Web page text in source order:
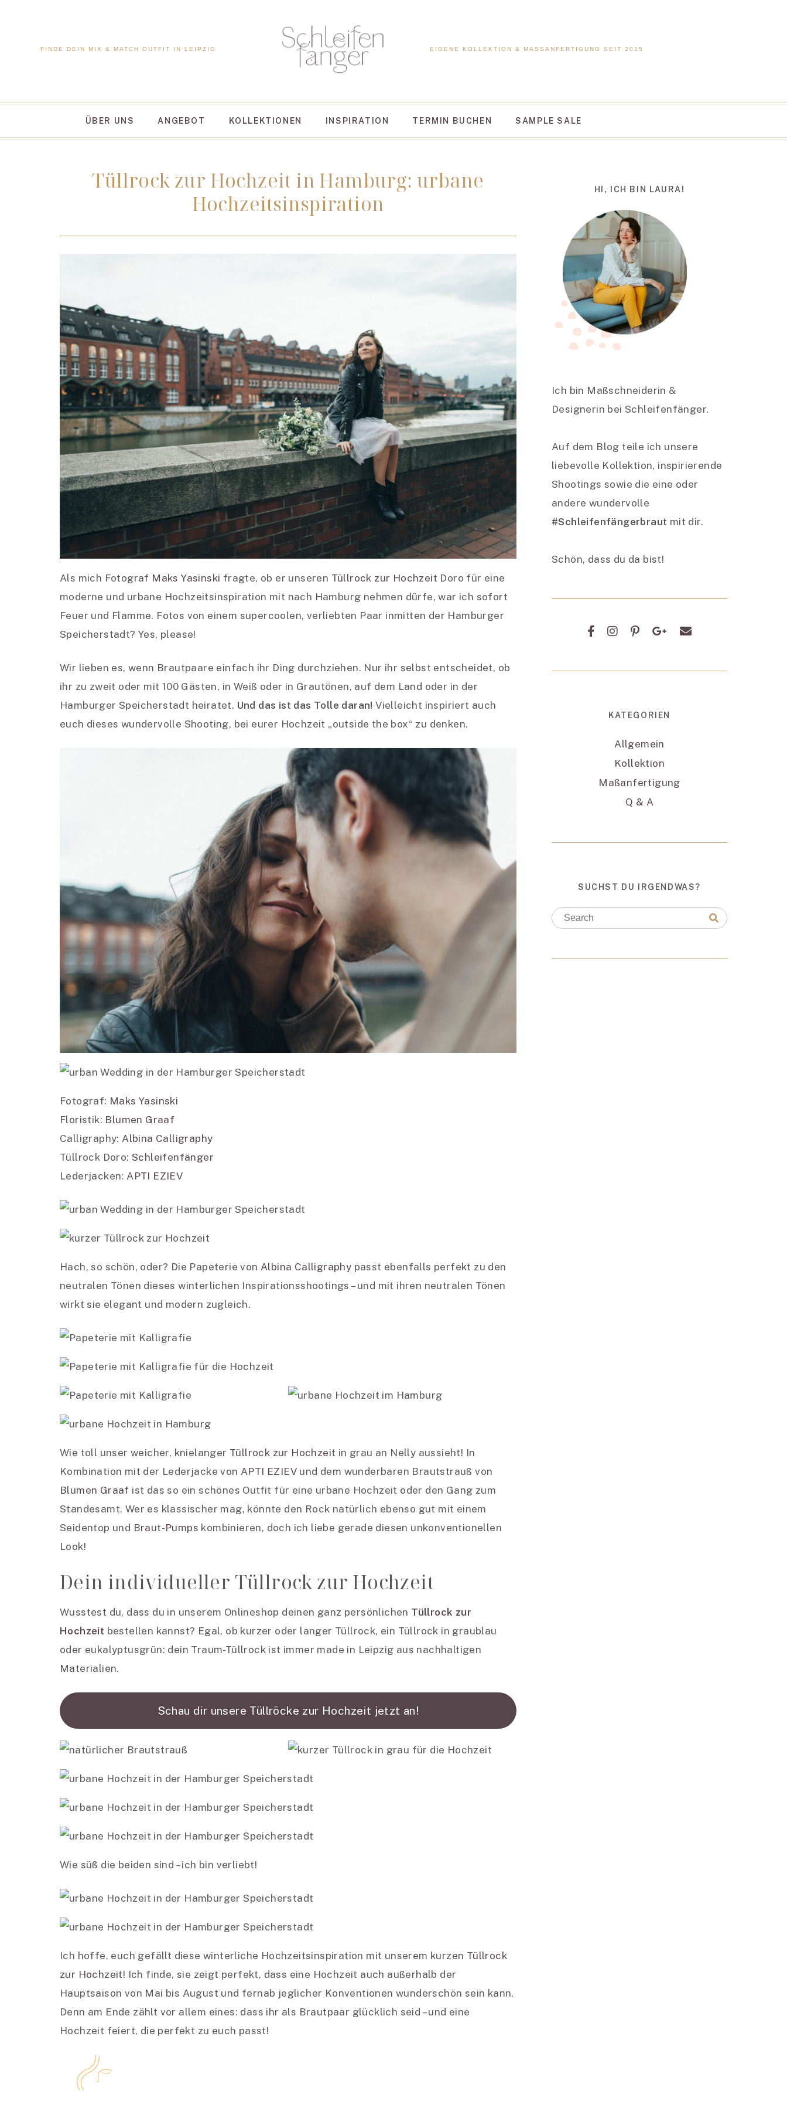
FINDE DEIN MIX & MATCH OUTFIT IN LEIPZIG EIGENE KOLLEKTION & MASSANFERTIGUNG SEIT 2015
ÜBER UNS ANGEBOT KOLLEKTIONEN INSPIRATION TERMIN BUCHEN SAMPLE SALE
Tüllrock zur Hochzeit in Hamburg: urbane
Hochzeitsinspiration
Als mich Fotograf Maks Yasinski fragte, ob er unseren Tüllrock zur Hochzeit Doro für eine
moderne und urbane Hochzeitsinspiration mit nach Hamburg nehmen dürfe, war ich sofort
Feuer und Flamme. Fotos von einem supercoolen, verliebten Paar inmitten der Hamburger
Speicherstadt? Yes, please!
Wir lieben es, wenn Brautpaare einfach ihr Ding durchziehen. Nur ihr selbst entscheidet, ob
ihr zu zweit oder mit 100 Gästen, in Weiß oder in Grautönen, auf dem Land oder in der
Hamburger Speicherstadt heiratet. Und das ist das Tolle daran! Vielleicht inspiriert auch
euch dieses wundervolle Shooting, bei eurer Hochzeit „outside the box“ zu denken.
Fotograf: Maks Yasinski
Floristik: Blumen Graaf
Calligraphy: Albina Calligraphy
Tüllrock Doro:Schleifenfänger
Lederjacken: APTI EZIEV
Hach, so schön, oder? Die Papeterie von Albina Calligraphy passt ebenfalls perfekt zu den
neutralen Tönen dieses winterlichen Inspirationsshootings – und mit ihren neutralen Tönen
wirkt sie elegant und modern zugleich.
Wie toll unser weicher, knielanger Tüllrock zur Hochzeit in grau an Nelly aussieht! In
Kombination mit der Lederjacke von APTI EZIEV und dem wunderbaren Brautstrauß von
Blumen Graaf ist das so ein schönes Outfit für eine urbane Hochzeit oder den Gang zum
Standesamt. Wer es klassischer mag, könnte den Rock natürlich ebenso gut mit einem
Seidentop und Braut-Pumps kombinieren, doch ich liebe gerade diesen unkonventionellen
Look!
Dein individueller Tüllrock zur Hochzeit
Wusstest du, dass du in unserem Onlineshop deinen ganz persönlichen Tüllrock zur
Hochzeit bestellen kannst? Egal, ob kurzer oder langer Tüllrock, ein Tüllrock in graublau
oder eukalyptusgrün: dein Traum-Tüllrock ist immer made in Leipzig aus nachhaltigen
Materialien.
Schau dir unsere Tüllröcke zur Hochzeit jetzt an!
Wie süß die beiden sind – ich bin verliebt!
Ich hoffe, euch gefällt diese winterliche Hochzeitsinspiration mit unserem kurzen Tüllrock
zur Hochzeit! Ich finde, sie zeigt perfekt, dass eine Hochzeit auch außerhalb der
Hauptsaison von Mai bis August und fernab jeglicher Konventionen wunderschön sein kann.
Denn am Ende zählt vor allem eines: dass ihr als Brautpaar glücklich seid – und eine
Hochzeit feiert, die perfekt zu euch passt!
HI, ICH BIN LAURA!
Ich bin Maßschneiderin &
Designerin bei Schleifenfänger.
Auf dem Blog teile ich unsere
liebevolle Kollektion, inspirierende
Shootings sowie die eine oder
andere wundervolle
#Schleifenfängerbraut mit dir.
Schön, dass du da bist!
KATEGORIEN
Allgemein
Kollektion
Maßanfertigung
Q & A
SUCHST DU IRGENDWAS?